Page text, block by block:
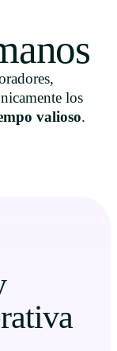
los
valioso.